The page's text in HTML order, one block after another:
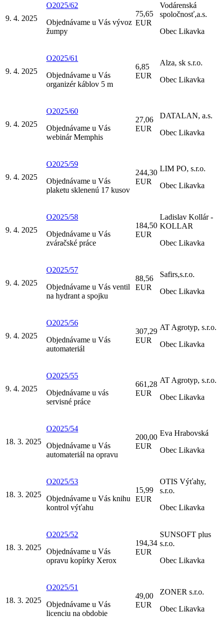
9. 4. 2025
O2025/62
Objednávame u Vás vývoz
žumpy
75,65
EUR
Vodárenská
spoločnosť,a.s.
Obec Likavka
9. 4. 2025
O2025/61
Objednávame u Vás
organizér káblov 5 m
6,85
EUR
Alza, sk s.r.o.
Obec Likavka
9. 4. 2025
O2025/60
Objednávame u Vás
webinár Memphis
27,06
EUR
DATALAN, a.s.
Obec Likavka
9. 4. 2025
O2025/59
Objednávame u Vás
plaketu sklenenú 17 kusov
244,30
EUR
LIM PO, s.r.o.
Obec Likavka
9. 4. 2025
O2025/58
Objednávame u Vás
zváračské práce
184,50
EUR
Ladislav Kollár -
KOLLAR
Obec Likavka
9. 4. 2025
O2025/57
Objednávame u Vás ventil
na hydrant a spojku
88,56
EUR
Safirs,s.r.o.
Obec Likavka
9. 4. 2025
O2025/56
Objednávame u Vás
automateriál
307,29
EUR
AT Agrotyp, s.r.o.
Obec Likavka
9. 4. 2025
O2025/55
Objednávame u vás
servisné práce
661,28
EUR
AT Agrotyp, s.r.o.
Obec Likavka
18. 3. 2025
O2025/54
Objednávame u Vás
automateriál na opravu
200,00
EUR
Eva Hrabovská
Obec Likavka
18. 3. 2025
O2025/53
Objednávame u Vás knihu
kontrol výťahu
15,99
EUR
OTIS Výťahy,
s.r.o.
Obec Likavka
18. 3. 2025
O2025/52
Objednávame u Vás
opravu kopírky Xerox
194,34
EUR
SUNSOFT plus
s.r.o.
Obec Likavka
18. 3. 2025
O2025/51
Objednávame u Vás
licenciu na obdobie
49,00
EUR
ZONER s.r.o.
Obec Likavka